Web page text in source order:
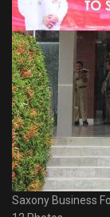
Saxony Business